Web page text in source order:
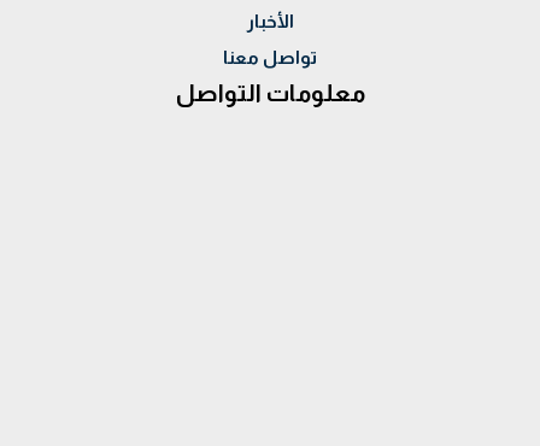
الأخبار
تواصل معنا
معلومات التواصل